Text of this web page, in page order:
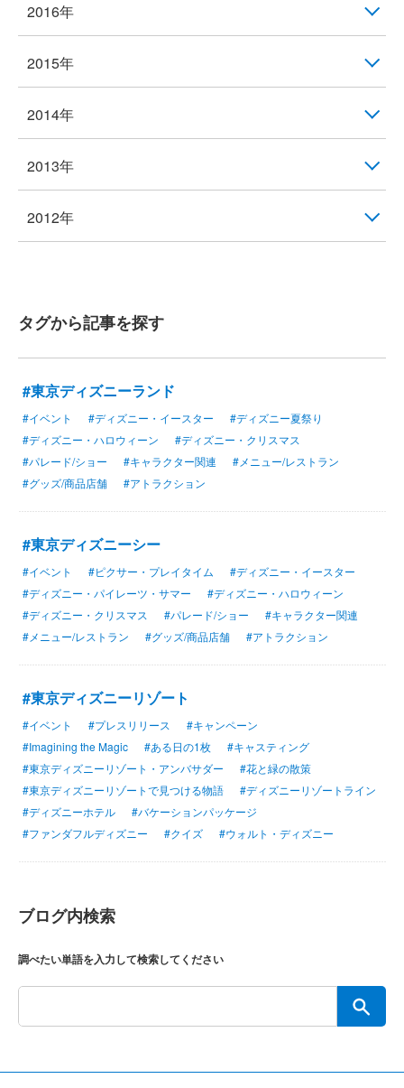
2016年
2015年
2014年
2013年
2012年
タグから記事を探す
#東京ディズニーランド
#イベント #ディズニー・イースター
#ディズニー夏祭り
#ディズニー・ハロウィーン
#ディズニー・クリスマス
#パレード/ショー
#キャラクター関連
#メニュー/レストラン
#グッズ/商品店舗
#アトラクション
#東京ディズニーシー
#イベント #ピクサー・プレイタイム
#ディズニー・イースター
#ディズニー・パイレーツ・サマー
#ディズニー・ハロウィーン
#ディズニー・クリスマス
#パレード/ショー
#キャラクター関連
#メニュー/レストラン
#グッズ/商品店舗 #アトラクション
#東京ディズニーリゾート
#イベント #プレスリリース
#キャンペーン
#Imagining the Magic
#ある日の1枚
#キャスティング
#東京ディズニーリゾート・アンバサダー
#花と緑の散策
#東京ディズニーリゾートで見つける物語
#ディズニーリゾートライン
#ディズニーホテル
#バケーションパッケージ
#ファンダフルディズニー
#クイズ #ウォルト・ディズニー
ブログ内検索
調べたい単語を入力して検索してください